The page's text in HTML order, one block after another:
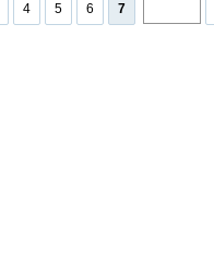
4 5 6 7